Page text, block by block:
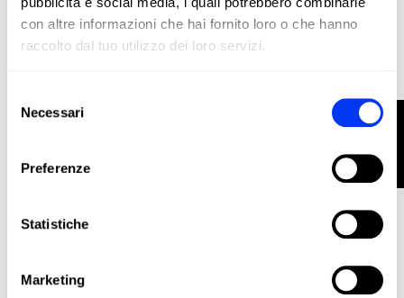
con altre informazioni che hai fornito loro o che hanno
raccolto dal tuo utilizzo dei loro servizi.
delNecessari
Preferenze
Statistiche
Marketing